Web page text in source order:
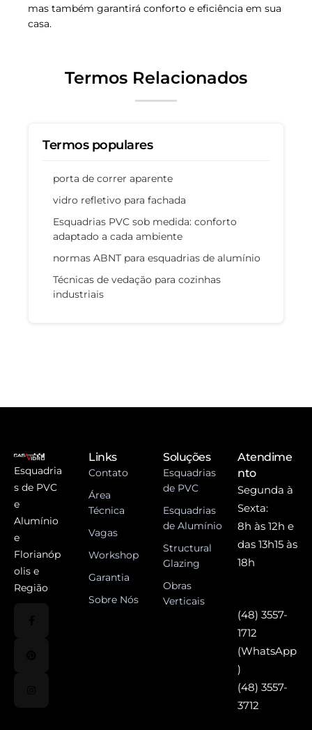
mas também garantirá conforto e eficiência em sua
casa.
Termos Relacionados
Termos populares
porta de correr aparente
vidro refletivo para fachada
Esquadrias PVC sob medida: conforto
adaptado a cada ambiente
normas ABNT para esquadrias de alumínio
Técnicas de vedação para cozinhas
industriais
Esquadria
s de PVC
e
Alumínio
e
Florianóp
olis e
Região
Links
Contato
Área
Técnica
Vagas
Workshop
Garantia
Sobre Nós
Soluções
Esquadrias
de PVC
Esquadrias
de Alumínio
Structural
Glazing
Obras
Verticais
Atendime
nto
Segunda à
Sexta:
8h às 12h e
das 13h15 às
18h
(48) 3557-
1712
(WhatsApp
)
(48) 3557-
3712